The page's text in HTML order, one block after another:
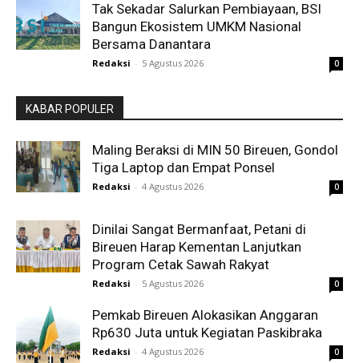
Tak Sekadar Salurkan Pembiayaan, BSI
Bangun Ekosistem UMKM Nasional
Bersama Danantara
Redaksi - 5 Agustus 2026 0
KABAR POPULER
Maling Beraksi di MIN 50 Bireuen, Gondol
Tiga Laptop dan Empat Ponsel
Redaksi - 4 Agustus 2026 0
Dinilai Sangat Bermanfaat, Petani di
Bireuen Harap Kementan Lanjutkan
Program Cetak Sawah Rakyat
Redaksi - 5 Agustus 2026 0
Pemkab Bireuen Alokasikan Anggaran
Rp630 Juta untuk Kegiatan Paskibraka
Redaksi - 4 Agustus 2026 0